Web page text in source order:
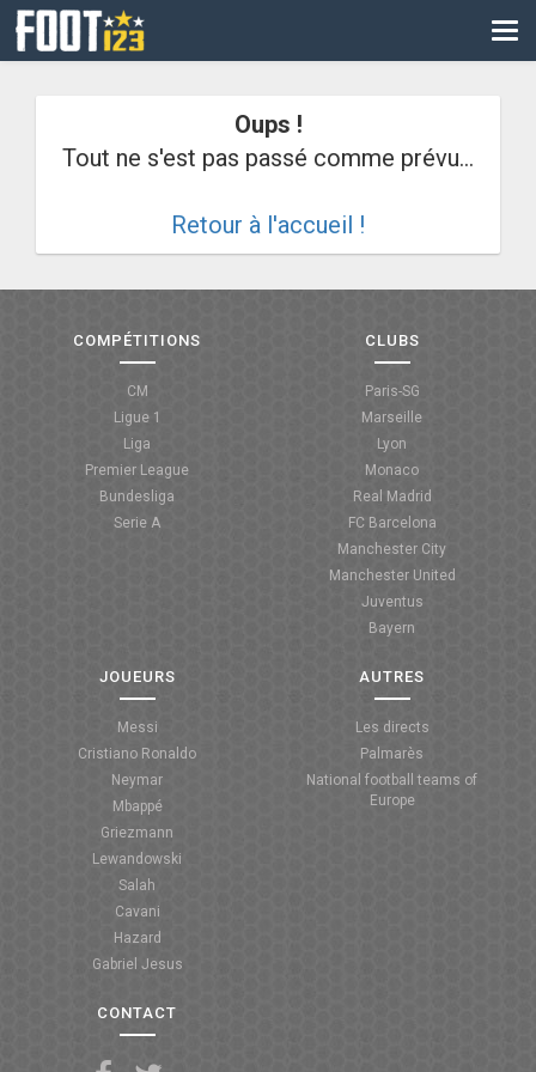
CM
COUPE DE FRANCE
COUPE DE LA LIGUE
Oups !
Tout ne s'est pas passé comme prévu...
Retour à l'accueil !
COMPÉTITIONS
CM
Ligue 1
Liga
Premier League
Bundesliga
Serie A
CLUBS
Paris-SG
Marseille
Lyon
Monaco
Real Madrid
FC Barcelona
Manchester City
Manchester United
Juventus
Bayern
JOUEURS
Messi
Cristiano Ronaldo
Neymar
Mbappé
Griezmann
Lewandowski
Salah
Cavani
Hazard
Gabriel Jesus
AUTRES
Les directs
Palmarès
National football teams of
Europe
CONTACT